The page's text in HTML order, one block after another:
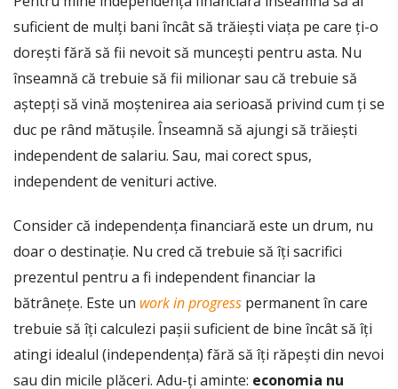
suficient de mulți bani încât să trăiești viața pe care ți-o
dorești fără să fii nevoit să muncești pentru asta. Nu
înseamnă că trebuie să fii milionar sau că trebuie să
aștepți să vină moștenirea aia serioasă privind cum ți se
duc pe rând mătușile. Înseamnă să ajungi să trăiești
independent de salariu. Sau, mai corect spus,
independent de venituri active.
Consider că independența financiară este un drum, nu
doar o destinație. Nu cred că trebuie să îți sacrifici
prezentul pentru a fi independent financiar la
bătrânețe. Este un work in progress permanent în care
trebuie să îți calculezi pașii suficient de bine încât să îți
atingi idealul (independența) fără să îți răpești din nevoi
sau din micile plăceri. Adu-ți aminte: economia nu